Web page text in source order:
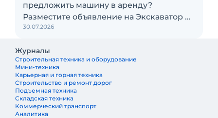
предложить машину в аренду?
Разместите объявление на Экскаватор Ру
бесплатно
30.07.2026
Журналы
Строительная техника и оборудование
Мини-техника
Карьерная и горная техника
Строительство и ремонт дорог
Подъемная техника
Складская техника
Коммерческий транспорт
Аналитика